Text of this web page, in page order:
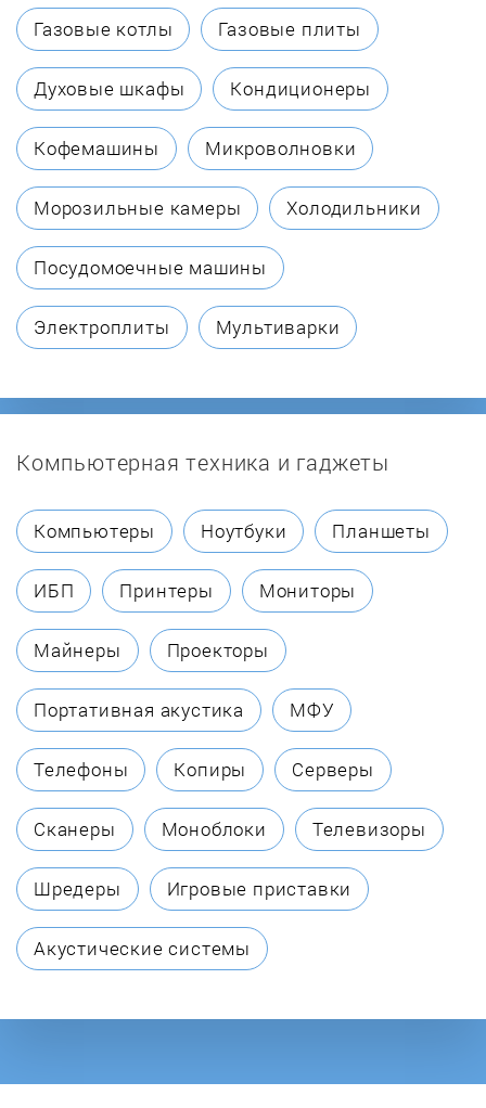
Cata
Daewoo
Darina
De Dietrich
De'Longhi
De Luxe
Fagor
Fornelli
Foster
Franke
Fulgor Milano
Gaggenau
Gefest
Gorenje
Haier
Газовые котлы Газовые плиты
Духовые шкафы Кондиционеры
Кофемашины Микроволновки
Морозильные камеры Холодильники
Посудомоечные машины
Электроплиты Мультиварки
Компьютерная техника и гаджеты
Компьютеры Ноутбуки Планшеты
ИБП Принтеры Мониторы
Майнеры Проекторы
Портативная акустика МФУ
Телефоны Копиры Серверы
Сканеры Моноблоки Телевизоры
Шредеры Игровые приставки
Акустические системы